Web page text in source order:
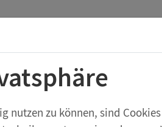
nutzen zu können, sind
eXperiBot